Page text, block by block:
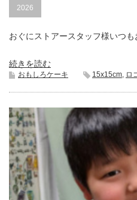
2026
おぐにストアースタッフ様いつも
続きを読む
おもしろケーキ 15x15cm, ロ